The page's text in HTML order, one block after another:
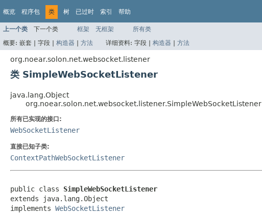
概览 程序包 类 树 已过时 索引 帮助
上一个类 下一个类 框架 无框架
所有类
概要: 嵌套 | 字段 | 构造器 | 方法 详细资料: 字段 | 构造器 | 方法
org.noear.solon.net.websocket.listener
类 SimpleWebSocketListener
java.lang.Object
org.noear.solon.net.websocket.listener.SimpleWebSocketListener
所有已实现的接口:
WebSocketListener
直接已知子类:
ContextPathWebSocketListener
public class SimpleWebSocketListener
extends java.lang.Object
implements WebSocketListener